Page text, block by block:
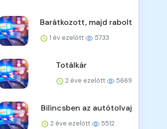
Barátkozott, majd rabolt
1 év ezelőtt 5733
Totálkár
2 éve ezelőtt 5669
Bilincsben az autótolvaj
2 éve ezelőtt 5512